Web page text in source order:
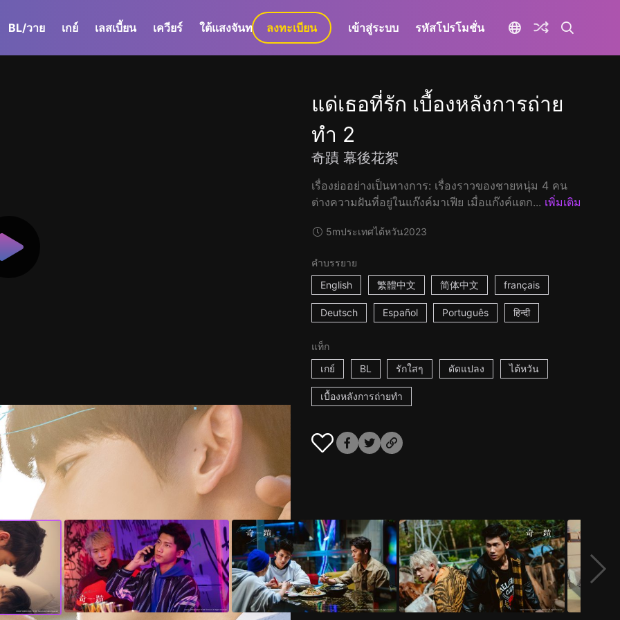
BL/วาย เกย์ เลสเบี้ยน เควียร์ ใต้แสงจันทร์ GaLa+
ลงทะเบียน เข้าสู่ระบบ รหัสโปรโมชั่น
แด่เธอที่รัก เบื้องหลังการถ่าย
ทำ 2
奇蹟 幕後花絮
เรื่องย่ออย่างเป็นทางการ: เรื่องราวของชายหนุ่ม 4 คน
ต่างความฝันที่อยู่ในแก๊งค์มาเฟีย เมื่อแก๊งค์แตก... เพิ่มเติม
5mประเทศไต้หวัน2023
คำบรรยาย
English
繁體中文 简体中文 français
Deutsch Español Português हिन्दी
แท็ก
เกย์
BL รักใสๆ ดัดแปลง ไต้หวัน
เบื้องหลังการถ่ายทำ